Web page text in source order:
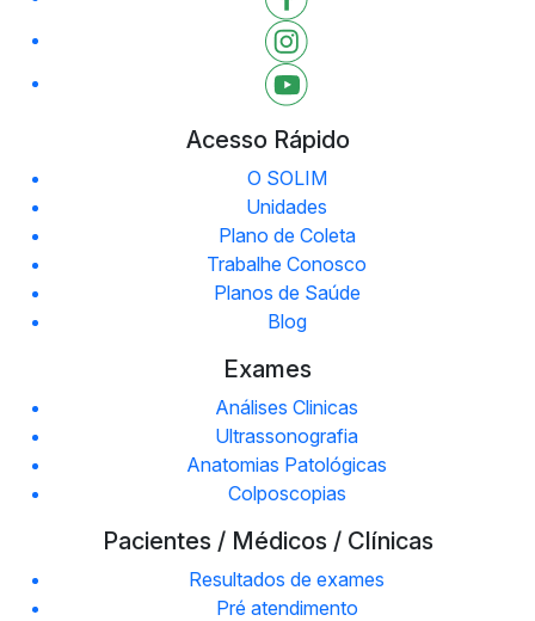
Acesso Rápido
O SOLIM
Unidades
Plano de Coleta
Trabalhe Conosco
Planos de Saúde
Blog
Exames
Análises Clinicas
Ultrassonografia
Anatomias Patológicas
Colposcopias
Pacientes / Médicos / Clínicas
Resultados de exames
Pré atendimento